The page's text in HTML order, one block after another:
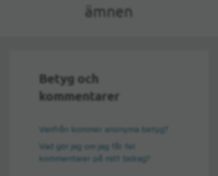
Välj min plats
ämnen
Betyg och
kommentarer
Varifrån kommer anonyma betyg?
Vad gör jag om jag får fel
kommentarer på mitt bidrag?